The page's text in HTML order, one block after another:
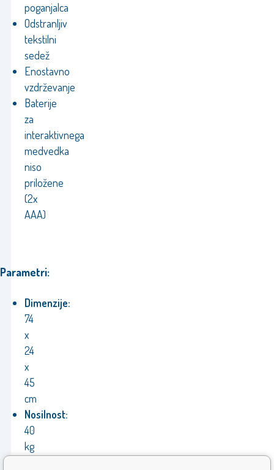
poganjalca
Odstranljiv
tekstilni
sedež
Enostavno
vzdrževanje
Baterije
za
interaktivnega
medvedka
niso
priložene
(2x
AAA)
Parametri:
Dimenzije:
74
x
24
x
45
cm
Nosilnost:
40
kg